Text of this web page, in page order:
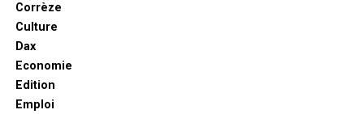
Corrèze
Culture
Dax
Economie
Edition
Emploi